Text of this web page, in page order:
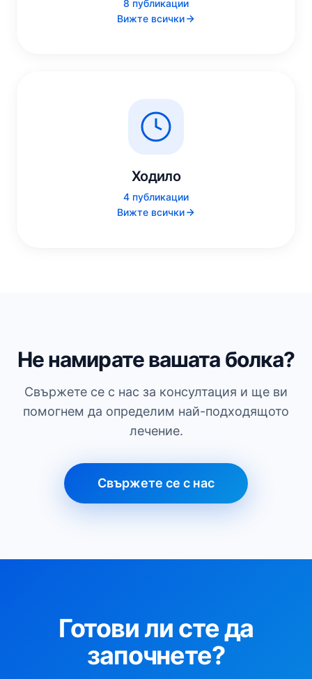
8 публикации
Вижте всички
Ходило
4 публикации
Вижте всички
Не намирате вашата болка?
Свържете се с нас за консултация и ще ви
помогнем да определим най-подходящото
лечение.
Свържете се с нас
Готови ли сте да
започнете?